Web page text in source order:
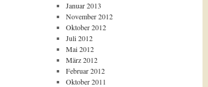
Januar 2013
November 2012
Oktober 2012
Juli 2012
Mai 2012
März 2012
Februar 2012
Oktober 2011